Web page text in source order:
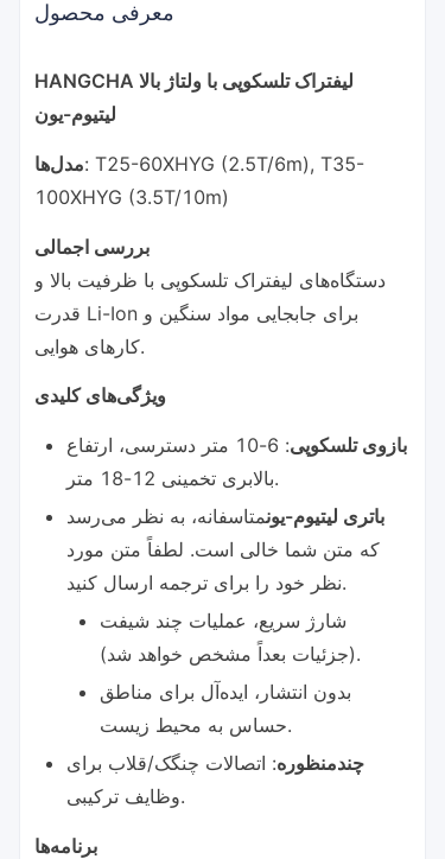
معرفی محصول
HANGCHA لیفتراک تلسکوپی با ولتاژ بالا
لیتیوم-یون
مدل‌ها: T25-60XHYG (2.5T/6m), T35-
100XHYG (3.5T/10m)
بررسی اجمالی
دستگاه‌های لیفتراک تلسکوپی با ظرفیت بالا و
قدرت Li-Ion برای جابجایی مواد سنگین و
کارهای هوایی.
ویژگی‌های کلیدی
بازوی تلسکوپی
: 6-10 متر دسترسی، ارتفاع
بالابری تخمینی 12-18 متر.
باتری لیتیوم-یونمتاسفانه، به نظر می‌رسد
که متن شما خالی است. لطفاً متن مورد
نظر خود را برای ترجمه ارسال کنید.
شارژ سریع، عملیات چند شیفت
(جزئیات بعداً مشخص خواهد شد).
بدون انتشار، ایده‌آل برای مناطق
حساس به محیط زیست.
چندمنظوره: اتصالات چنگک/قلاب برای
وظایف ترکیبی.
برنامه‌ها